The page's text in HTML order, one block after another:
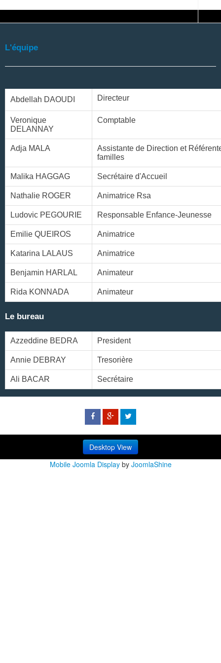
L'équipe
Abdellah DAOUDI Directeur
Veronique
DELANNAY
Comptable
Adja MALA
Assistante de Direction et
familles
Malika HAGGAG Secrétaire d'Accueil
Nathalie ROGER Animatrice Rsa
Ludovic PEGOURIE Responsable Enfance-Jeunesse
Emilie QUEIROS Animatrice
Katarina LALAUS Animatrice
Benjamin HARLAL Animateur
Rida KONNADA Animateur
Le bureau
Azzeddine BEDRA President
Annie DEBRAY Tresorière
Ali BACAR Secrétaire
Desktop View
Mobile Joomla Displayby JoomlaShine